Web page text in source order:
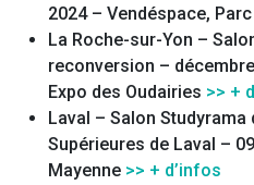
2024 – Vendéspace,
La Roche-sur-Yon –
reconversion –
Expo des Oudairies >> +
Laval – Salon
Supérieures de Laval –
Mayenne >> + d’infos